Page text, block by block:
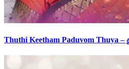
Thuthi Keetham Paduvom Thuya –